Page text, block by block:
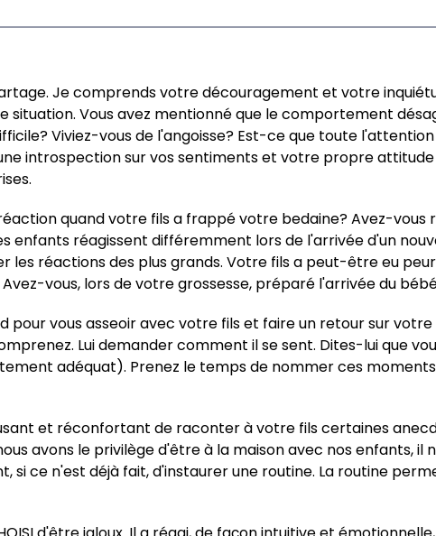
Je comprends votre découragement et votre
situation. Vous avez mentionné que le comportement
Viviez-vous de l'angoisse? Est-ce que toute
introspection sur vos sentiments et votre propre
quand votre fils a frappé votre bedaine? Avez-
enfants réagissent différemment lors de l'arrivée d'un
les réactions des plus grands. Votre fils a peut-être eu
vous, lors de votre grossesse, préparé l'arrivée du
pour vous asseoir avec votre fils et faire un retour sur
Lui demander comment il se sent. Dites-lui que
adéquat). Prenez le temps de nommer ces
et réconfortant de raconter à votre fils certaines
avons le privilège d'être à la maison avec nos enfants,
si ce n'est déjà fait, d'instaurer une routine. La routine